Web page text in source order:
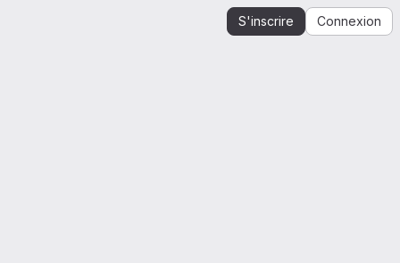
S'inscrire Connexion